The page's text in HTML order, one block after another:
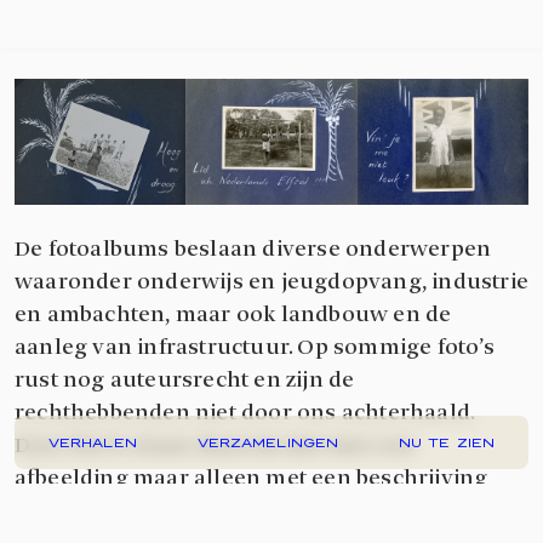
VERHALEN VERZAMELINGEN NU TE ZIEN
De fotoalbums beslaan diverse onderwerpen
waaronder onderwijs en jeugdopvang, industrie
en ambachten, maar ook landbouw en de
aanleg van infrastructuur. Op sommige foto’s
rust nog auteursrecht en zijn de
rechthebbenden niet door ons achterhaald.
Deze foto’s staan daarom niet met een
afbeelding maar alleen met een beschrijving